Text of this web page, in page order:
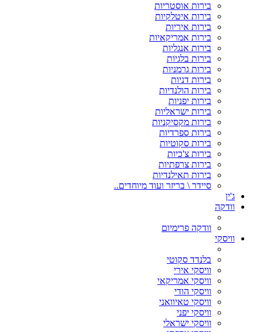
בירות אוסטריות
בירות איטלקיות
בירות איריות
בירות אמריקאיות
בירות אנגליות
בירות בלגיות
בירות גרמניות
בירות דניות
בירות הולנדיות
בירות יפניות
בירות ישראליות
בירות מקסיקניות
בירות ספרדיות
בירות סקוטיות
בירות צ'כיות
בירות צרפתיות
בירות תאילנדיות
סיידר \ בריזר ועוד מיוחדים..
ג'ין
וודקה
וודקה פרימיום
וויסקי
בלנדד סקוטי
וויסקי אירי
וויסקי אמריקאי
וויסקי הודי
וויסקי טאיוואני
וויסקי יפני
וויסקי ישראלי